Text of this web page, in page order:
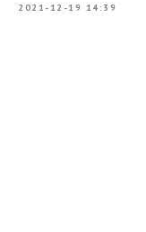
2021-12-19 14:39